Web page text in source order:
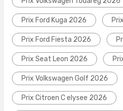
Prix Ford Kuga 2026
Prix Ford Fiesta 2026
Prix Seat Leon 2026
Prix Volkswagen Golf 2026
Prix Citroen C elysee 2026